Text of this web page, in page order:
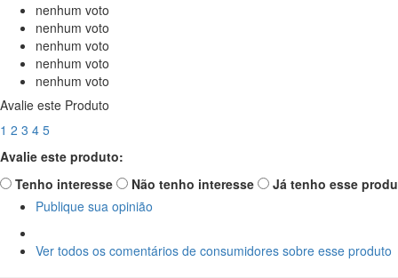
nenhum voto
nenhum voto
nenhum voto
nenhum voto
nenhum voto
Avalie este Produto
1 2 3 4 5
Avalie este produto:
Tenho interesse
Não tenho interesse
Já tenho esse
Publique sua opinião
Ver todos os comentários de consumidores sobre esse produto